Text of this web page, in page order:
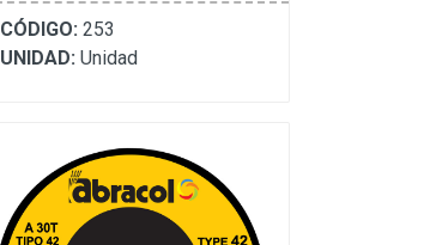
CÓDIGO: 253
UNIDAD: Unidad